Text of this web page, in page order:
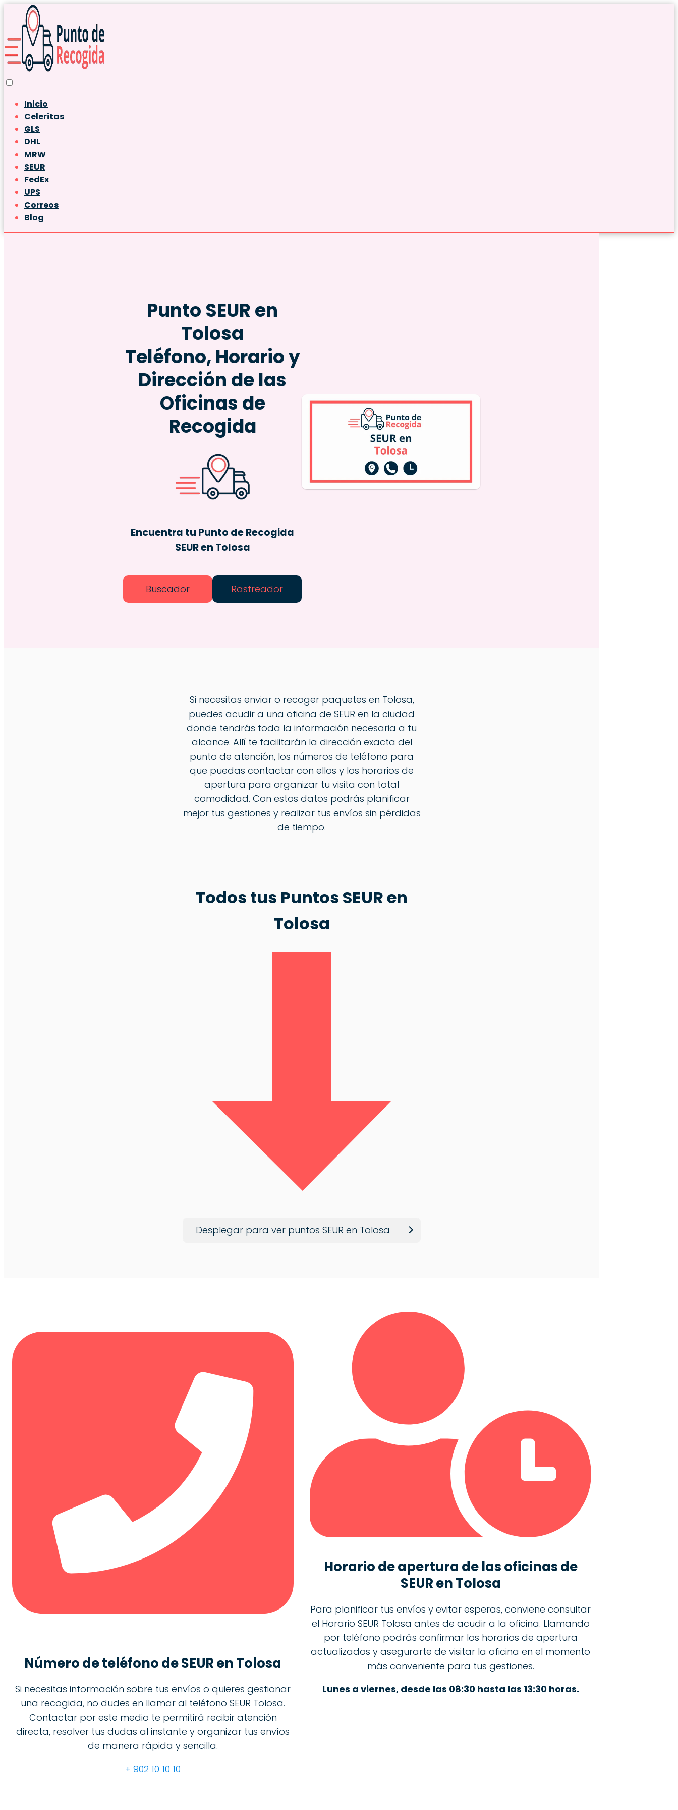
Inicio
Celeritas
GLS
DHL
MRW
SEUR
FedEx
UPS
Correos
Blog
Punto SEUR en
Tolosa
Teléfono, Horario y
Dirección de las
Oficinas de
Recogida
Encuentra tu Punto de Recogida
SEUR en Tolosa
Buscador Rastreador
Si necesitas enviar o recoger paquetes en Tolosa,
puedes acudir a una oficina de SEUR en la ciudad
donde tendrás toda la información necesaria a tu
alcance. Allí te facilitarán la dirección exacta del
punto de atención, los números de teléfono para
que puedas contactar con ellos y los horarios de
apertura para organizar tu visita con total
comodidad. Con estos datos podrás planificar
mejor tus gestiones y realizar tus envíos sin pérdidas
de tiempo.
Todos tus Puntos SEUR en
Tolosa
Desplegar para ver puntos SEUR en Tolosa
Número de teléfono deSEUR en Tolosa
Si necesitas información sobre tus envíos o quieres gestionar
una recogida, no dudes en llamar al teléfono SEUR Tolosa.
Contactar por este medio te permitirá recibir atención
directa, resolver tus dudas al instante y organizar tus envíos
de manera rápida y sencilla.
+ 902 10 10 10
Horario de apertura de las oficinas de
SEUR en Tolosa
Para planificar tus envíos y evitar esperas, conviene consultar
el Horario SEUR Tolosa antes de acudir a la oficina. Llamando
por teléfono podrás confirmar los horarios de apertura
actualizados y asegurarte de visitar la oficina en el momento
más conveniente para tus gestiones.
Lunes a viernes, desde las 08:30 hasta las 13:30 horas.